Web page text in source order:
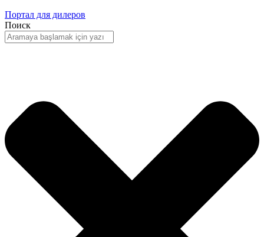
Портал для дилеров
Поиск